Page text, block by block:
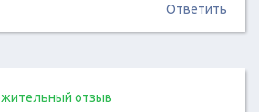
Ответить
отзыв